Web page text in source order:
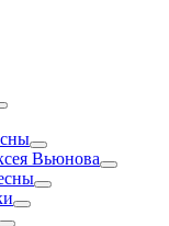
Вьюнова